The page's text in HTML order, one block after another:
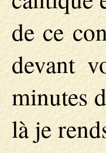
de ce
devant
minutes
là je